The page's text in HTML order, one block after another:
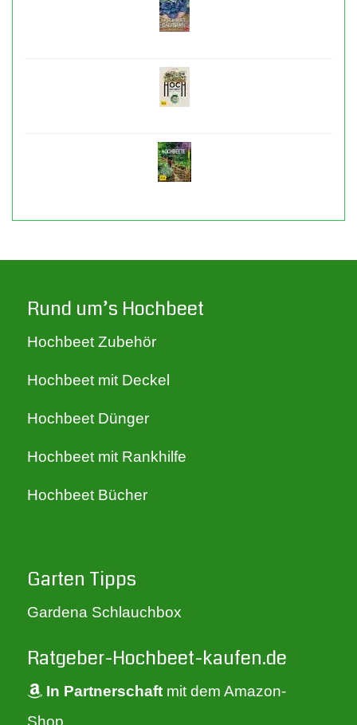
Rund um’s Hochbeet
Hochbeet Zubehör
Hochbeet mit Deckel
Hochbeet Dünger
Hochbeet mit Rankhilfe
Hochbeet Bücher
Garten Tipps
Gardena Schlauchbox
Ratgeber-Hochbeet-kaufen.de
In Partnerschaft mit dem Amazon-
Shop